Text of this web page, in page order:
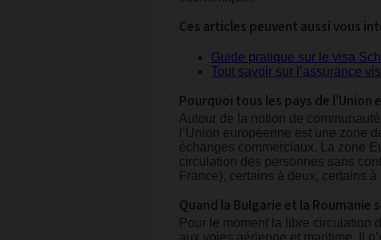
Ces articles peuvent aussi vous
Guide pratique sur le visa
Tout savoir sur l’assurance
Pourquoi tous les pays de
Autour de la notion de
l’Union européenne est une zone
échanges commerciaux. La zone
circulation des personnes sans
France), certains à deux, certains à
Quand la Bulgarie et la Roumanie
Pour le moment la libre circulation